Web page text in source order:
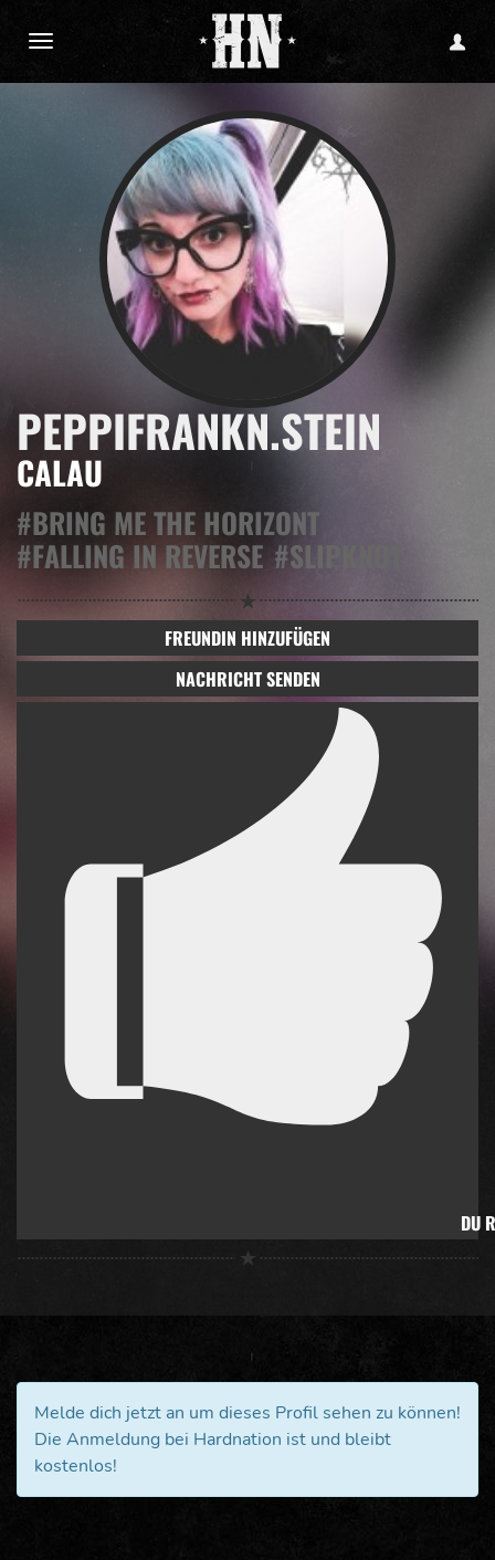
PEPPIFRANKN.STEIN
CALAU
#BRING ME THE HORIZONT
#FALLING IN REVERSE #SLIPKNOT
FREUNDIN HINZUFÜGEN
NACHRICHT SENDEN
DU
Melde dich jetzt an um dieses Profil sehen zu können!
Die Anmeldung bei Hardnation ist und bleibt
kostenlos!